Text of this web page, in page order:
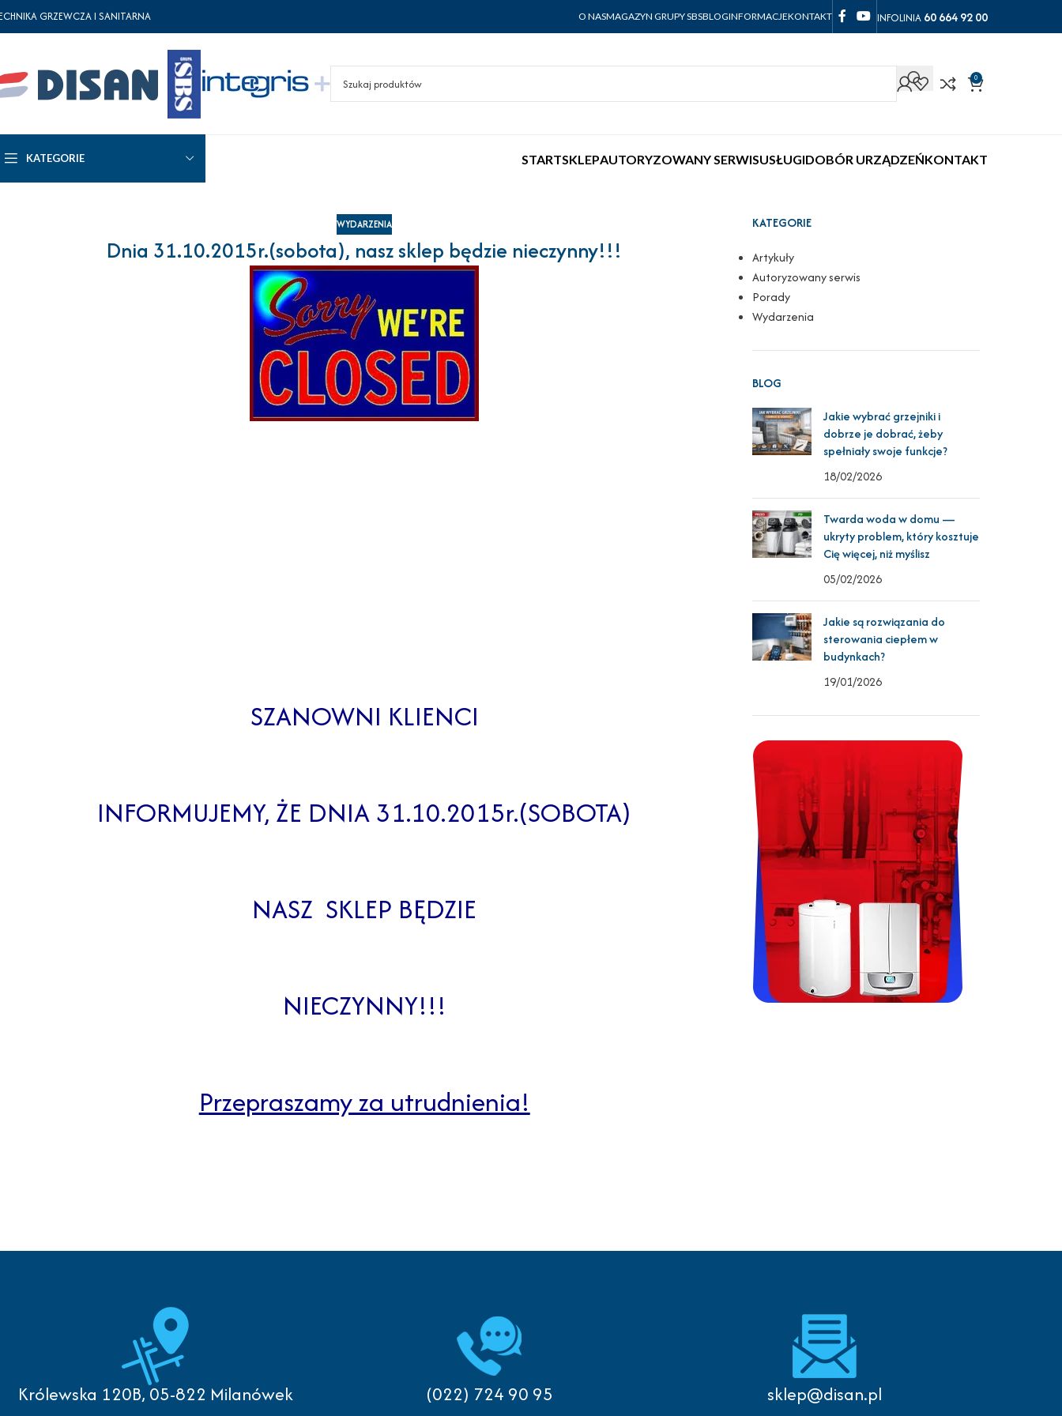
GRZEWCZA I SANITARNA O NASMAGAZYN GRUPY SBSBLOGINFORMACJEKONTAKT INFOLINIA 60 664 92 00
0
KATEGORIE STARTSKLEPAUTORYZOWANY SERWISUSŁUGIDOBÓR URZĄDZEŃKONTAKT
WYDARZENIA
Dnia 31.10.2015r.(sobota), nasz sklep będzie nieczynny!!!
SZANOWNI KLIENCI
INFORMUJEMY, ŻE DNIA 31.10.2015r.(SOBOTA)
NASZ SKLEP BĘDZIE
NIECZYNNY!!!
Przepraszamy za utrudnienia!
KATEGORIE
Artykuły
Autoryzowany serwis
Porady
Wydarzenia
BLOG
Jakie wybrać grzejniki i
dobrze je dobrać, żeby
spełniały swoje funkcje?
18/02/2026
Twarda woda w domu —
ukryty problem, który kosztuje
Cię więcej, niż myślisz
05/02/2026
Jakie są rozwiązania do
sterowania ciepłem w
budynkach?
19/01/2026
Królewska 120B, 05-822 Milanówek (022) 724 90 95 sklep@disan.pl